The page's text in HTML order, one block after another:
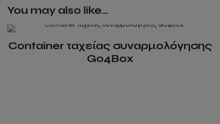
You may also like…
Container ταχείας συναρμολόγησης
Go4Box